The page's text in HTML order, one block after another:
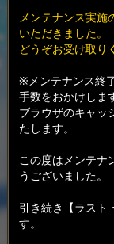
メンテナンス実施
いただきました。
どうぞお受け取り
※メンテナンス終
手数をおかけしま
ブラウザのキャッ
たします。
この度はメンテナ
うございました。
引き続き【ラスト
す。